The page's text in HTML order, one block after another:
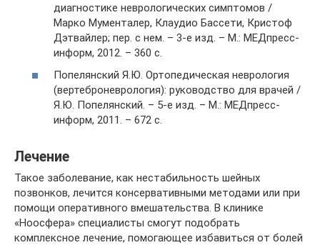
диагностике неврологических симптомов /
Марко Мументалер, Клаудио Бассети, Кристоф
Дэтвайлер; пер. с нем. – 3-е изд. – М.: МЕДпресс-
информ, 2012. – 360 с.
Попелянский Я.Ю. Ортопедическая неврология
(вертеброневрология): руководство для врачей /
Я.Ю. Попелянский. – 5-е изд. – М.: МЕДпресс-
информ, 2011. – 672 с.
Лечение
Такое заболевание, как нестабильность шейных
позвонков, лечится консервативными методами или при
помощи оперативного вмешательства. В клинике
«Ноосфера» специалисты смогут подобрать
комплексное лечение, помогающее избавиться от болей